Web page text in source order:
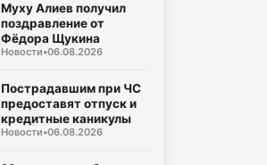
Муху Алиев получил
поздравление от
Фёдора Щукина
Новости•06.08.2026
Пострадавшим при ЧС
предоставят отпуск и
кредитные каникулы
Новости•06.08.2026